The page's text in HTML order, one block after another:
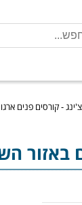
- קורסים פנים
באזור